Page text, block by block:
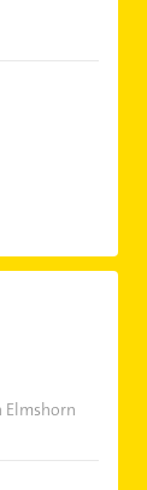
Elmshorn